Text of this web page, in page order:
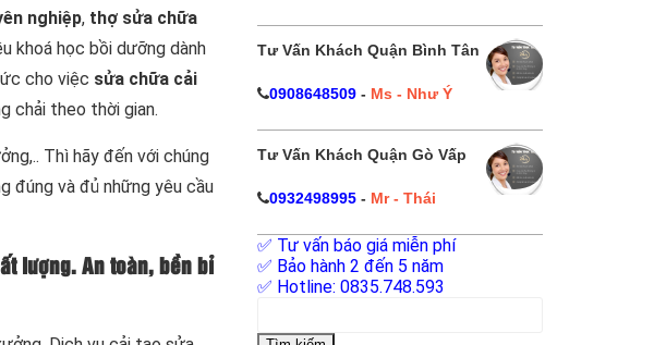
nghiệp, thợ sửa chữa
khoá học bồi dưỡng dành
cho việc sửa chữa cải
chải theo thời gian.
Thì hãy đến với chúng
đúng và đủ những yêu cầu
lượng. An toàn, bền bỉ
Tư Vấn Khách Quận Bình Tân
0908648509- Ms - Như Ý
Tư Vấn Khách Quận Gò Vấp
0932498995- Mr - Thái
✅ Tư vấn báo giá miễn phí
✅ Bảo hành 2 đến 5 năm
✅ Hotline: 0835.748.593